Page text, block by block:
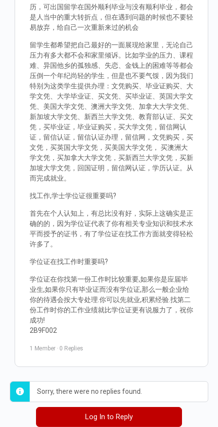
历，可出国留学在国外顺利毕业与没有顺利毕业，都会
是人当中的重大转折点，但在遇到问题的时候也不要轻
易放弃，给自己一次重新来过的机会
留学生都希望把自己最好的一面展现给家里，无论自己
压力有多大都不会和家里倾诉。比如学业的压力、课程
难、异国他乡的孤独感、失恋、金钱上的困难等等都会
压倒一个年纪尚轻的学生，但是也不要气馁，因为我们
特别为这类学生提供办理：文凭购买、毕业证购买、大
学文凭、大学毕业证、买文凭、买毕业证、英国大学文
凭、美国大学文凭、澳洲大学文凭、加拿大大学文凭、
新加坡大学文凭、新西兰大学文凭、教育部认证、买文
凭，买毕业证，毕业证购买，买大学文凭，留信网认
证，留信认证，留信认证办理，留信网，文凭购买，买
文凭，买英国大学文凭，买美国大学文凭， 买澳洲大
学文凭，买加拿大大学文凭，买新西兰大学文凭，买新
加坡大学文凭，回国证明，留信网认证，学历认证。从
而完成就业。
找工作,学士学位证很重要吗?
首先在个人认知上，有总比没有好，实际上这确实是正
确的的，因为学位证代表了你有相关专业知识和技术水
平而授予的证书，有了学位证在找工作方面就变得轻松
许多了。
学位证在找工作时重要吗?
学位证在你找第一份工作时比较重要,如果你是应届毕
业生,如果你只有毕业证而没有学位证,那么一般企业给
你的待遇会按大专处理.你可以先就业,积累经验.找第二
份工作时你的工作业绩就比学位证更有说服力了，祝你
成功!
2B9F002
1 Member · 0 Replies
Sorry, there were no replies found.
Log In to Reply